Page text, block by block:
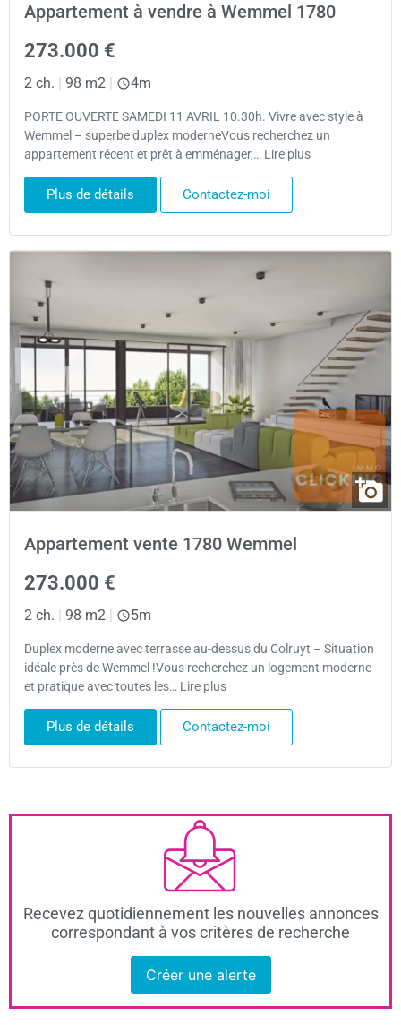
Appartement à vendre à Wemmel 1780
273.000 €
2 ch. 98 m2 4m
PORTE OUVERTE SAMEDI 11 AVRIL 10.30h. Vivre avec style à
Wemmel – superbe duplex moderneVous recherchez un
appartement récent et prêt à emménager,… Lire plus
Plus de détails Contactez-moi
Appartement vente 1780 Wemmel
273.000 €
2 ch. 98 m2 5m
Duplex moderne avec terrasse au-dessus du Colruyt – Situation
idéale près de Wemmel !Vous recherchez un logement moderne
et pratique avec toutes les… Lire plus
Plus de détails Contactez-moi
Recevez quotidiennement les nouvelles annonces
correspondant à vos critères de recherche
Créer une alerte